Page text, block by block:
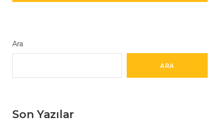
Ara
ARA
Son Yazılar